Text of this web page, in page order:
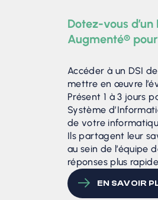
Dotez-vous
Augmenté®
Accéder à un DSI
mettre en œuvre
Présent 1 à 3 jours
Système
de votre
Ils partagent leur
au sein de l’équipe
réponses plus
EN SAVOIR